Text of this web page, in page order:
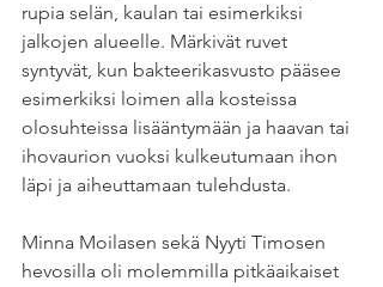
rupia selän, kaulan tai esimerkiksi
jalkojen alueelle. Märkivät ruvet
syntyvät, kun bakteerikasvusto pääsee
esimerkiksi loimen alla kosteissa
olosuhteissa lisääntymään ja haavan tai
ihovaurion vuoksi kulkeutumaan ihon
läpi ja aiheuttamaan tulehdusta.
Minna Moilasen sekä Nyyti Timosen
hevosilla oli molemmilla pitkäaikaiset